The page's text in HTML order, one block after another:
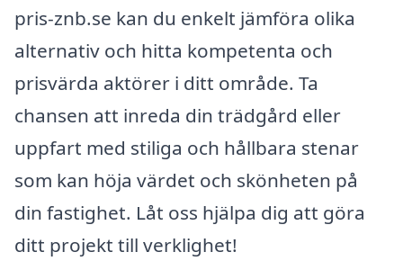
pris-znb.se kan du enkelt jämföra olika
alternativ och hitta kompetenta och
prisvärda aktörer i ditt område. Ta
chansen att inreda din trädgård eller
uppfart med stiliga och hållbara stenar
som kan höja värdet och skönheten på
din fastighet. Låt oss hjälpa dig att göra
ditt projekt till verklighet!